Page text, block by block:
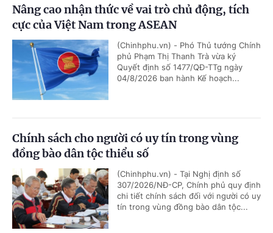
Nâng cao nhận thức về vai trò chủ động, tích
cực của Việt Nam trong ASEAN
(Chinhphu.vn) - Phó Thủ tướng Chính
phủ Phạm Thị Thanh Trà vừa ký
Quyết định số 1477/QĐ-TTg ngày
04/8/2026 ban hành Kế hoạch...
Chính sách cho người có uy tín trong vùng
đồng bào dân tộc thiểu số
(Chinhphu.vn) - Tại Nghị định số
307/2026/NĐ-CP, Chính phủ quy định
chi tiết chính sách đối với người có uy
tín trong vùng đồng bào dân tộc...